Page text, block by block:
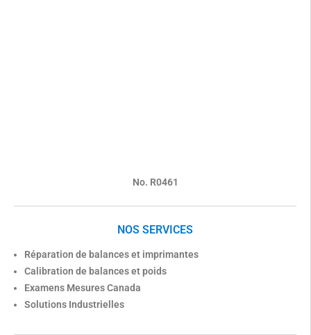
No. R0461
NOS SERVICES
Réparation de balances et imprimantes
Calibration de balances et poids
Examens Mesures Canada
Solutions Industrielles